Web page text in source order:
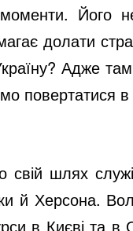
моменти. Його
долати
Адже
повертатися в
свій шлях
й Херсона.
в Києві та в